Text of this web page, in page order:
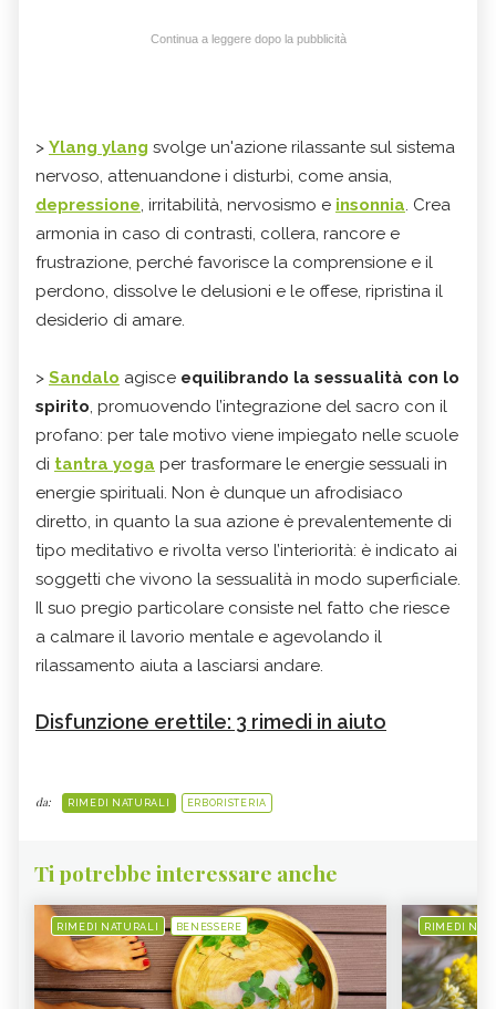
Continua a leggere dopo la pubblicità
> Ylang ylang svolge un'azione rilassante sul sistema
nervoso, attenuandone i disturbi, come ansia,
depressione, irritabilità, nervosismo e insonnia. Crea
armonia in caso di contrasti, collera, rancore e
frustrazione, perché favorisce la comprensione e il
perdono, dissolve le delusioni e le offese, ripristina il
desiderio di amare.
> Sandalo agisce equilibrando la sessualità con lo
spirito, promuovendo l’integrazione del sacro con il
profano: per tale motivo viene impiegato nelle scuole
di tantra yoga per trasformare le energie sessuali in
energie spirituali. Non è dunque un afrodisiaco
diretto, in quanto la sua azione è prevalentemente di
tipo meditativo e rivolta verso l’interiorità: è indicato ai
soggetti che vivono la sessualità in modo superficiale.
Il suo pregio particolare consiste nel fatto che riesce
a calmare il lavorio mentale e agevolando il
rilassamento aiuta a lasciarsi andare.
Disfunzione erettile: 3 rimedi in aiuto
da: RIMEDI NATURALI ERBORISTERIA
Ti potrebbe interessare anche
RIMEDI NATURALI BENESSERE RIMEDI